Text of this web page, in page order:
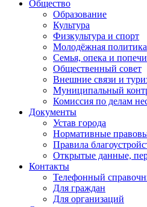
Общество
Образование
Культура
Физкультура и спорт
Молодёжная политика
Семья, опека и
Общественный совет
Внешние связи и
Муниципальный
Комиссия по делам
Документы
Устав города
Нормативные
Правила
Открытые данные,
Контакты
Телефонный
Для граждан
Для организаций